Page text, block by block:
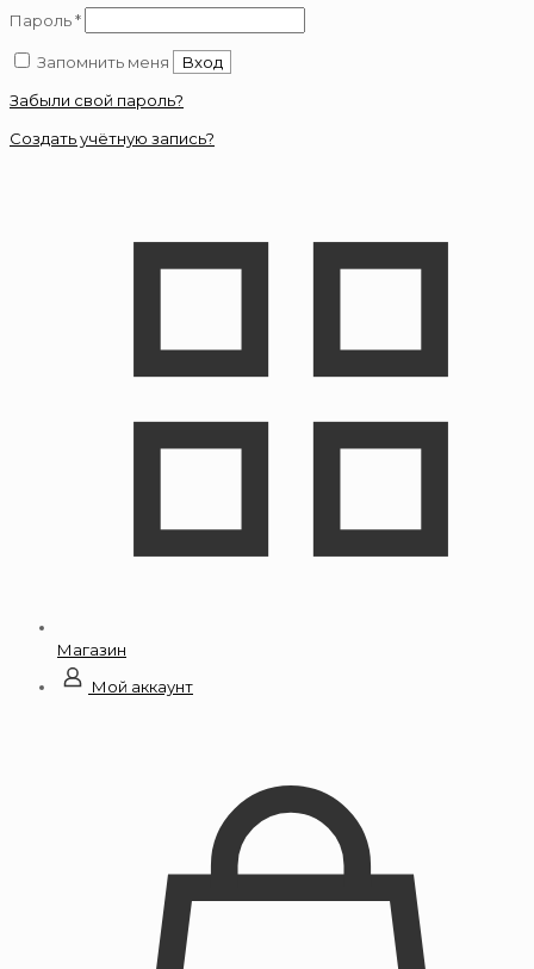
Пароль*Обязательно
Запомнить меня
Вход
Забыли свой пароль?
Создать учётную запись?
Магазин
Мой аккаунт